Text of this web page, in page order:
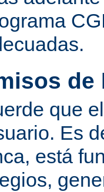
de
que
Es
está